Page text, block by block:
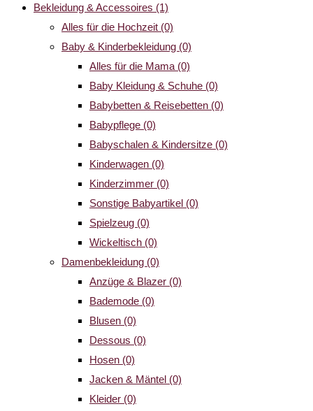
Bekleidung & Accessoires (1)
Alles für die Hochzeit (0)
Baby & Kinderbekleidung (0)
Alles für die Mama (0)
Baby Kleidung & Schuhe (0)
Babybetten & Reisebetten (0)
Babypflege (0)
Babyschalen & Kindersitze (0)
Kinderwagen (0)
Kinderzimmer (0)
Sonstige Babyartikel (0)
Spielzeug (0)
Wickeltisch (0)
Damenbekleidung (0)
Anzüge & Blazer (0)
Bademode (0)
Blusen (0)
Dessous (0)
Hosen (0)
Jacken & Mäntel (0)
Kleider (0)